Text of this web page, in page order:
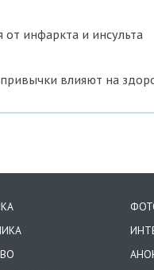
от инфаркта и инсульта
влияют на